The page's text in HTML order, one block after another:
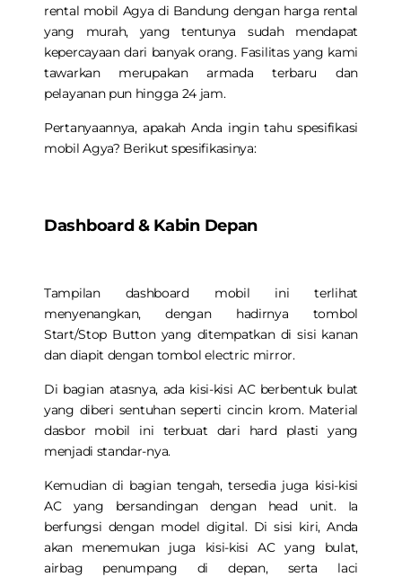
rental mobil Agya di Bandungdengan harga rental
yang murah, yang tentunya sudah mendapat
kepercayaan dari banyak orang. Fasilitas yang kami
tawarkan merupakan armada terbaru dan
pelayanan pun hingga 24 jam.
Pertanyaannya, apakah Anda ingin tahu spesifikasi
mobil Agya? Berikut spesifikasinya:
Dashboard & Kabin Depan
Tampilan dashboard mobil ini terlihat
menyenangkan, dengan hadirnya tombol
Start/Stop Button yang ditempatkan di sisi kanan
dan diapit dengan tombol electric mirror.
Di bagian atasnya, ada kisi-kisi AC berbentuk bulat
yang diberi sentuhan seperti cincin krom. Material
dasbor mobil ini terbuat dari hard plasti yang
menjadi standar-nya.
Kemudian di bagian tengah, tersedia juga kisi-kisi
AC yang bersandingan dengan head unit. Ia
berfungsi dengan model digital. Di sisi kiri, Anda
akan menemukan juga kisi-kisi AC yang bulat,
airbag penumpang di depan, serta laci